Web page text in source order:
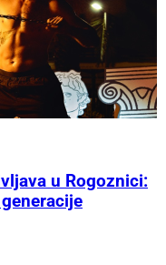
u Rogoznici: